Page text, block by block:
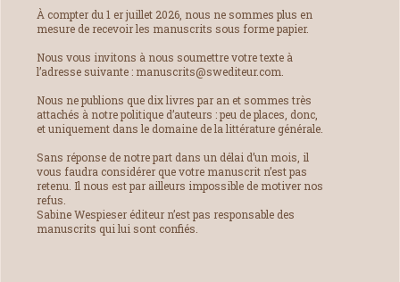
À compter du 1 er juillet 2026, nous ne sommes plus en
mesure de recevoir les manuscrits sous forme papier.
Nous vous invitons à nous soumettre votre texte à
l’adresse suivante : manuscrits@swediteur.com.
Nous ne publions que dix livres par an et sommes très
attachés à notre politique d’auteurs : peu de places, donc,
et uniquement dans le domaine de la littérature générale.
Sans réponse de notre part dans un délai d’un mois, il
vous faudra considérer que votre manuscrit n’est pas
retenu. Il nous est par ailleurs impossible de motiver nos
refus.
Sabine Wespieser éditeur n’est pas responsable des
manuscrits qui lui sont confiés.